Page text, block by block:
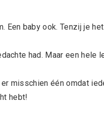
Een baby ook. Tenzij je
had. Maar een hele
misschien één omdat
hebt!